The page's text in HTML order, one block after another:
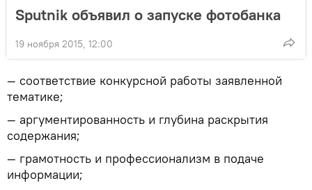
Sputnik объявил о запуске фотобанка
19 ноября 2015, 12:00
— соответствие конкурсной работы заявленной
тематике;
— аргументированность и глубина раскрытия
содержания;
— грамотность и профессионализм в подаче
информации;